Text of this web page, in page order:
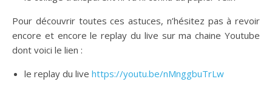
Pour découvrir toutes ces astuces, n’hésitez pas à revoir
encore et encore le replay du live sur ma chaine Youtube
dont voici le lien :
le replay du live https://youtu.be/nMnggbuTrLw